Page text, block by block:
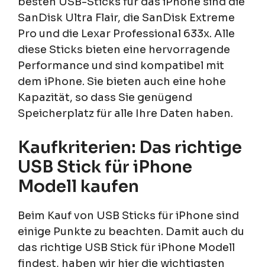
SanDisk Ultra Flair, die SanDisk Extreme
Pro und die Lexar Professional 633x. Alle
diese Sticks bieten eine hervorragende
Performance und sind kompatibel mit
dem iPhone. Sie bieten auch eine hohe
Kapazität, so dass Sie genügend
Speicherplatz für alle Ihre Daten haben.
Kaufkriterien: Das richtige
USB Stick für iPhone
Modell kaufen
Beim Kauf von USB Sticks für iPhone sind
einige Punkte zu beachten. Damit auch du
das richtige USB Stick für iPhone Modell
findest, haben wir hier die wichtigsten